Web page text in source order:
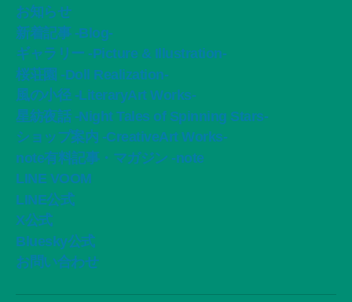
お知らせ
新着記事 -Blog-
ギャラリー -Picture & Illustration-
桜荘園 -Doll Realization-
風の小径 -LiteraryArt Works-
星紡夜話 -Night Tales of Spinning Stars-
ショップ案内 -CreativeArt Works-
note有料記事・マガジン -note
LINE VOOM
LINE公式
X公式
Bluesky公式
お問い合わせ